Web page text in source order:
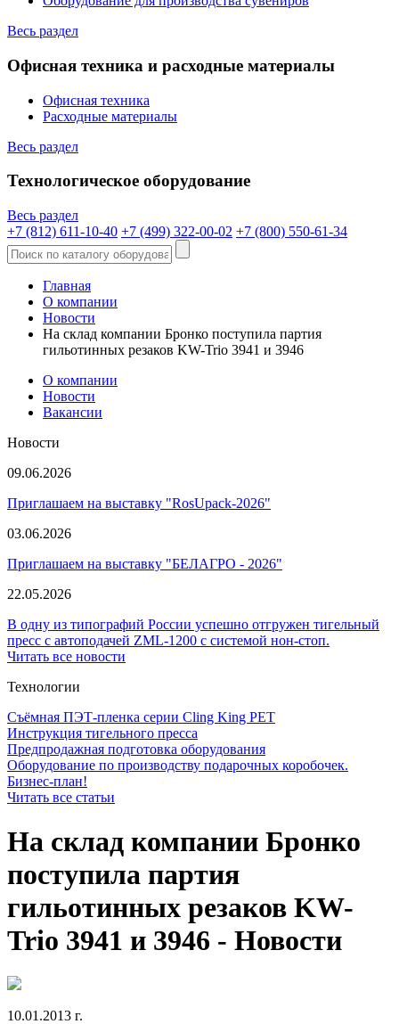
Весь раздел
Офисная техника и расходные материалы
Офисная техника
Расходные материалы
Весь раздел
Технологическое оборудование
Весь раздел
+7 (812) 611-10-40 +7 (499) 322-00-02 +7 (800) 550-61-34
Главная
О компании
Новости
На склад компании Бронко поступила партия
гильотинных резаков KW-Trio 3941 и 3946
О компании
Новости
Вакансии
Новости
09.06.2026
Приглашаем на выставку "RosUpack-2026"
03.06.2026
Приглашаем на выставку "БЕЛАГРО - 2026"
22.05.2026
В одну из типографий России успешно отгружен тигельный
пресс с автоподачей ZML-1200 с системой нон-стоп.
Читать все новости
Технологии
Съёмная ПЭТ-пленка серии Cling King PET
Инструкция тигельного пресса
Предпродажная подготовка оборудования
Оборудование по производству подарочных коробочек.
Бизнес-план!
Читать все статьи
На склад компании Бронко
поступила партия
гильотинных резаков KW-
Trio 3941 и 3946 - Новости
10.01.2013 г.